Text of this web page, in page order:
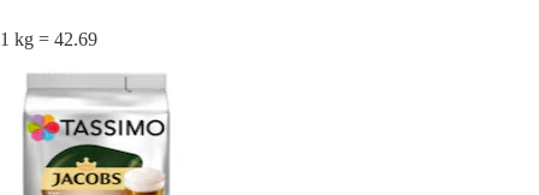
1 kg = 42.69